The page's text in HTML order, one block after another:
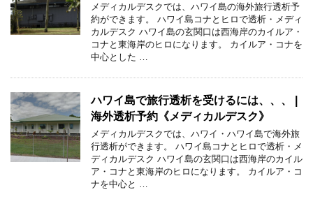
メディカルデスクでは、ハワイ島の海外旅行透析予
約ができます。 ハワイ島コナとヒロで透析・メディ
カルデスク ハワイ島の玄関口は西海岸のカイルア・
コナと東海岸のヒロになります。 カイルア・コナを
中心とした …
ハワイ島で旅行透析を受けるには、、、 |
海外透析予約《メディカルデスク》
メディカルデスクでは、ハワイ・ハワイ島で海外旅
行透析ができます。 ハワイ島コナとヒロで透析・メ
ディカルデスク ハワイ島の玄関口は西海岸のカイル
ア・コナと東海岸のヒロになります。 カイルア・コ
ナを中心と …